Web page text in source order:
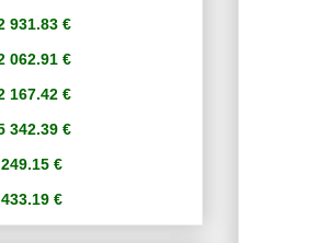
931.83 €
062.91 €
167.42 €
342.39 €
€
€